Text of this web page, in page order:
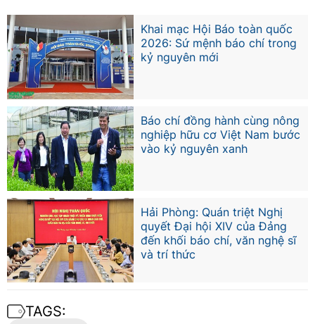
Khai mạc Hội Báo toàn quốc
2026: Sứ mệnh báo chí trong
kỷ nguyên mới
Báo chí đồng hành cùng nông
nghiệp hữu cơ Việt Nam bước
vào kỷ nguyên xanh
Hải Phòng: Quán triệt Nghị
quyết Đại hội XIV của Đảng
đến khối báo chí, văn nghệ sĩ
và trí thức
TAGS: